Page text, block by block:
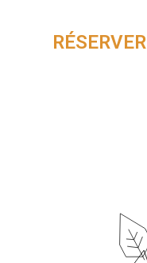
RÉSERVER